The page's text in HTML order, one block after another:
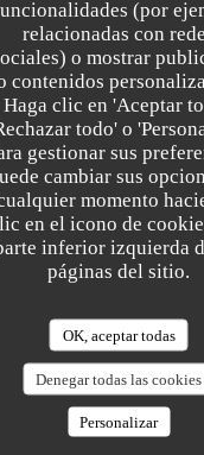
(por
relacionadas con
o mostrar
contenidos
Haga clic en 'Aceptar
todo' o
gestionar sus
cambiar sus
momento
en el icono de
inferior izquierda
páginas del sitio.
OK, aceptar todas
Denegar todas las cookies
Personalizar
avons apprécié ce dîner
merci +++
- Invitados 2
Ambiente: 4/5 Menú: 5/5
de l’entrée au dessert.
recommande.
- Invitados 2
Ambiente: 5/5 Menú: 5/5